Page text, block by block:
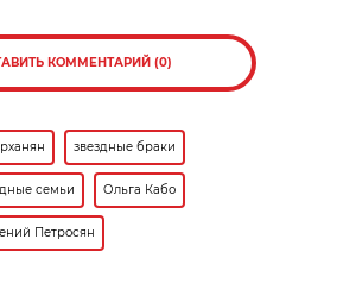
КОММЕНТАРИЙ (0)
звездные браки
семьи Ольга Кабо
Петросян